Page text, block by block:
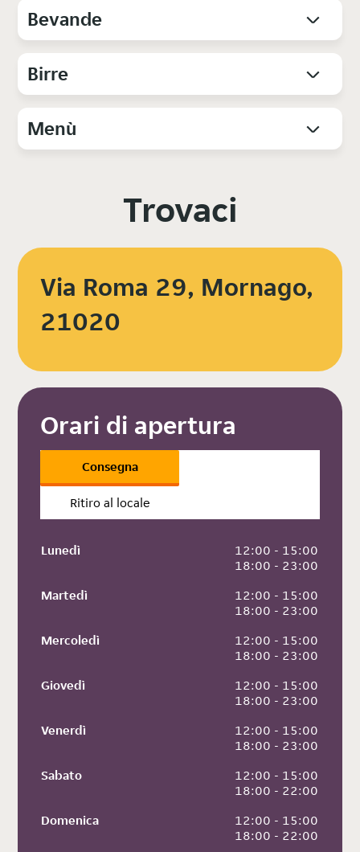
Bevande
Birre
Menù
Trovaci
Via Roma 29, Mornago,
21020
Orari di apertura
Consegna
Ritiro al locale
Lunedì
12:00 - 15:00
18:00 - 23:00
Martedì
12:00 - 15:00
18:00 - 23:00
Mercoledì
12:00 - 15:00
18:00 - 23:00
Giovedì
12:00 - 15:00
18:00 - 23:00
Venerdì
12:00 - 15:00
18:00 - 23:00
Sabato
12:00 - 15:00
18:00 - 22:00
Domenica
12:00 - 15:00
18:00 - 22:00